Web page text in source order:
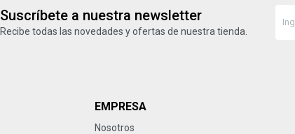
Suscríbete a nuestra newsletter
Recibe todas las novedades y ofertas de nuestra tienda.
EMPRESA
Nosotros